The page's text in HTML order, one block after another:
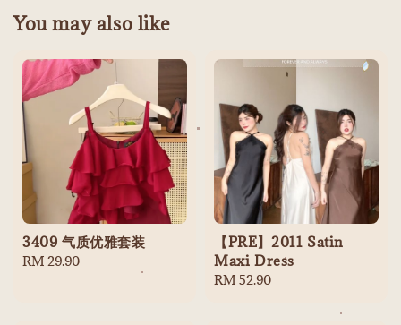
You may also like
3409 气质优雅套装
Regular
RM 29.90
【PRE】2011 Satin
Maxi Dress
Regular
RM 52.90